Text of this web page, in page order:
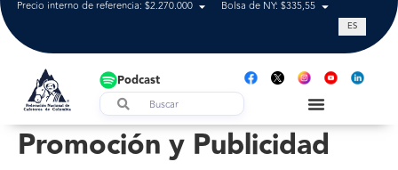
Precio interno de referencia: $2.270.000 Bolsa de NY: $335,55 Tasa de
ES
Podcast
Promoción y Publicidad